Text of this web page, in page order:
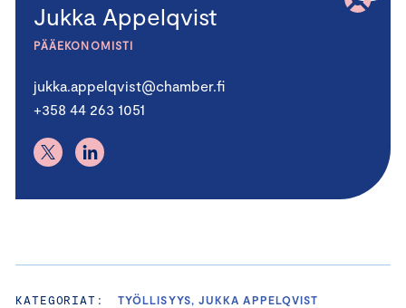
Jukka Appelqvist
PÄÄEKONOMISTI
jukka.appelqvist@chamber.fi
+358 44 263 1051
KATEGORIAT: TYÖLLISYYS, JUKKA APPELQVIST